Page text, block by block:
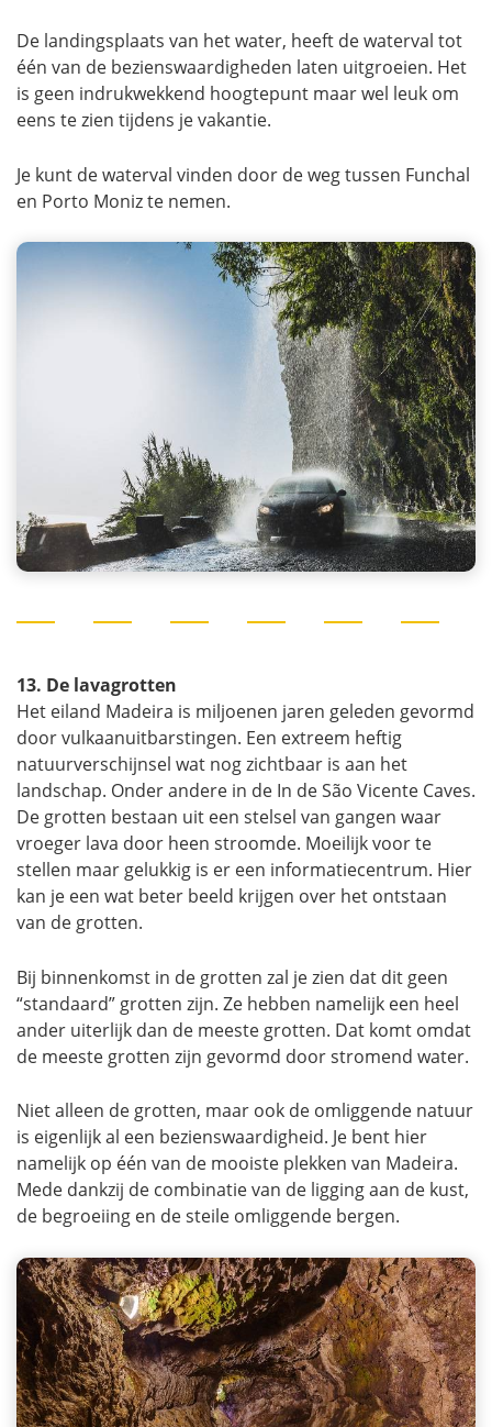
De landingsplaats van het water, heeft de waterval tot
één van de bezienswaardigheden laten uitgroeien. Het
is geen indrukwekkend hoogtepunt maar wel leuk om
eens te zien tijdens je vakantie.
Je kunt de waterval vinden door de weg tussen Funchal
en Porto Moniz te nemen.
13. De lavagrotten
Het eiland Madeira is miljoenen jaren geleden gevormd
door vulkaanuitbarstingen. Een extreem heftig
natuurverschijnsel wat nog zichtbaar is aan het
landschap. Onder andere in de In de São Vicente Caves.
De grotten bestaan uit een stelsel van gangen waar
vroeger lava door heen stroomde. Moeilijk voor te
stellen maar gelukkig is er een informatiecentrum. Hier
kan je een wat beter beeld krijgen over het ontstaan
van de grotten.
Bij binnenkomst in de grotten zal je zien dat dit geen
“standaard” grotten zijn. Ze hebben namelijk een heel
ander uiterlijk dan de meeste grotten. Dat komt omdat
de meeste grotten zijn gevormd door stromend water.
Niet alleen de grotten, maar ook de omliggende natuur
is eigenlijk al een bezienswaardigheid. Je bent hier
namelijk op één van de mooiste plekken van Madeira.
Mede dankzij de combinatie van de ligging aan de kust,
de begroeiing en de steile omliggende bergen.